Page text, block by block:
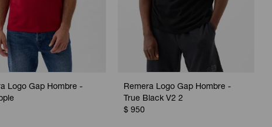
Logo Gap Hombre -
Remera Logo Gap Hombre -
True Black V2 2
$ 950